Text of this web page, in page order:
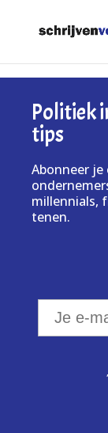
Politiek
tips
Abonneer
millennials,
tenen.